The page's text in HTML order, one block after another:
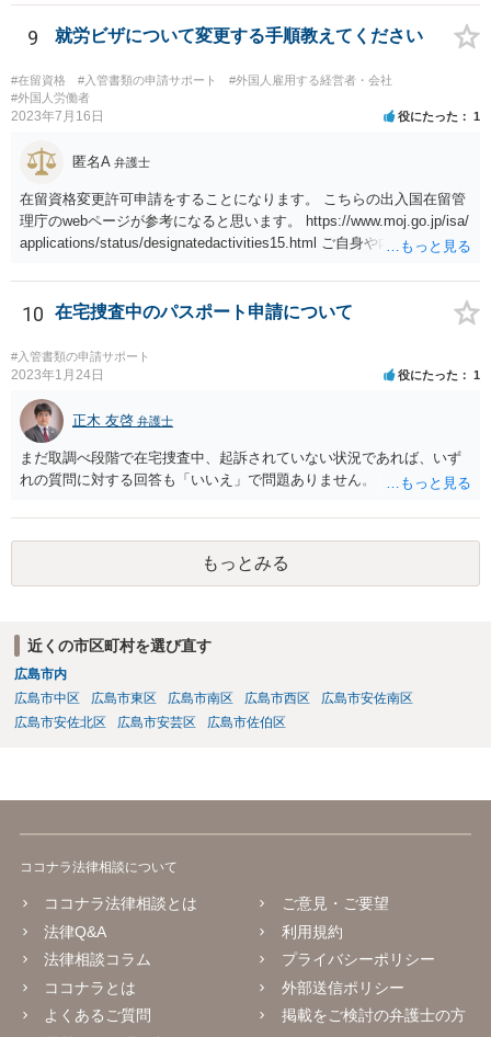
9 就労ビザについて変更する手順教えてください
#在留資格 #入管書類の申請サポート
#外国人雇用する経営者・会社
#外国人労働者
2023年7月16日 役にたった 1
匿名A 弁護士
在留資格変更許可申請をすることになります。 こちらの出入国在留管
理庁のwebページが参考になると思います。 https://www.moj.go.jp/isa/
applications/status/designatedactivities15.html ご自身や内定先企業で
いる弁護士や行政書士に相談されるのが良いです。
10 在宅捜査中のパスポート申請について
#入管書類の申請サポート
2023年1月24日 役にたった 1
正木 友啓 弁護士
まだ取調べ段階で在宅捜査中、起訴されていない状況であれば、いず
れの質問に対する回答も「いいえ」で問題ありません。
もっとみる
近くの市区町村を選び直す
広島市内
広島市中区
広島市東区 広島市南区 広島市西区
広島市安佐南区
広島市安佐北区
広島市安芸区 広島市佐伯区
ココナラ法律相談について
ココナラ法律相談とは
法律Q&A
法律相談コラム
ココナラとは
よくあるご質問
ご意見・ご要望
利用規約
プライバシーポリシー
外部送信ポリシー
掲載をご検討の弁護士の方